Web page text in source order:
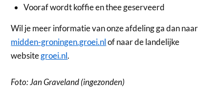
Vooraf wordt koffie en thee geserveerd
Wil je meer informatie van onze afdeling ga dan naar
midden-groningen.groei.nlof naar de landelijke
websitegroei.nl.
Foto: Jan Graveland (ingezonden)